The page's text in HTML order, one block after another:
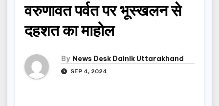
वरुणावत पर्वत पर भूस्खलन से
दहशत का माहोल
By News Desk Dainik Uttarakhand
SEP 4, 2024